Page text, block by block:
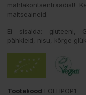
mahlakontsentraadist!
maitseaineid.
Ei sisalda: gluteeni,
pähkleid, nisu, kõrge
Tootekood LOLLIPOP1